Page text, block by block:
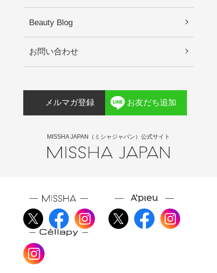
チル酸ベンジル、α－イソメチルイオノン、シトロ
ネロール、ゲラニオール、リナロール、オタネニ
マル、エチルヘキシルグリセリン、タチアオイ花
エキス、タチジャコウソウエキス、ヒマワリ種子
油脂肪酸メチル）発酵物、水溶性コラーゲン、ス
テアリン酸ポリグリセリル－１０、セテアリルア
ルコール、ステアロイルグルタミン酸Ｎａ、フェ
保管してください。 2)乳幼児の手が届かない場所
に保管してください。
Beauty Blog
お問い合わせ
メルマガ登録 お友だち追加
MISSHA JAPAN（ミシャジャパン）公式サイト